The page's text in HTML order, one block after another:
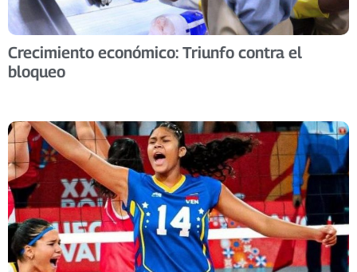
Crecimiento económico: Triunfo contra el
bloqueo